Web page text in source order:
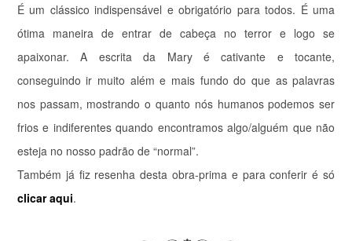
É um clássico indispensável e obrigatório para todos. É uma
ótima maneira de entrar de cabeça no terror e logo se
apaixonar. A escrita da Mary é cativante e tocante,
conseguindo ir muito além e mais fundo do que as palavras
nos passam, mostrando o quanto nós humanos podemos ser
frios e indiferentes quando encontramos algo/alguém que não
esteja no nosso padrão de “normal”.
Também já fiz resenha desta obra-prima e para conferir é só
clicar aqui.